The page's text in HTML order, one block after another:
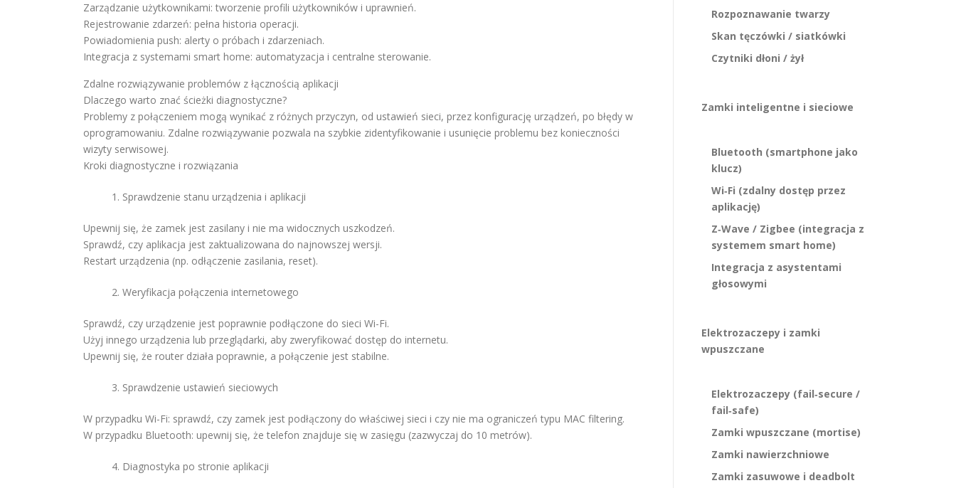
Zarządzanie użytkownikami: tworzenie profili użytkowników i uprawnień.
Rejestrowanie zdarzeń: pełna historia operacji.
Powiadomienia push: alerty o próbach i zdarzeniach.
Integracja z systemami smart home: automatyzacja i centralne sterowanie.
Zdalne rozwiązywanie problemów z łącznością aplikacji
Dlaczego warto znać ścieżki diagnostyczne?
Problemy z połączeniem mogą wynikać z różnych przyczyn, od ustawień sieci, przez konfigurację urządzeń, po błędy w
oprogramowaniu. Zdalne rozwiązywanie pozwala na szybkie zidentyfikowanie i usunięcie problemu bez konieczności
wizyty serwisowej.
Kroki diagnostyczne i rozwiązania
Sprawdzenie stanu urządzenia i aplikacji
Upewnij się, że zamek jest zasilany i nie ma widocznych uszkodzeń.
Sprawdź, czy aplikacja jest zaktualizowana do najnowszej wersji.
Restart urządzenia (np. odłączenie zasilania, reset).
Weryfikacja połączenia internetowego
Sprawdź, czy urządzenie jest poprawnie podłączone do sieci Wi-Fi.
Użyj innego urządzenia lub przeglądarki, aby zweryfikować dostęp do internetu.
Upewnij się, że router działa poprawnie, a połączenie jest stabilne.
Sprawdzenie ustawień sieciowych
W przypadku Wi-Fi: sprawdź, czy zamek jest podłączony do właściwej sieci i czy nie ma ograniczeń typu MAC filtering.
W przypadku Bluetooth: upewnij się, że telefon znajduje się w zasięgu (zazwyczaj do 10 metrów).
Diagnostyka po stronie aplikacji
Rozpoznawanie twarzy
Skan tęczówki / siatkówki
Czytniki dłoni / żył
Zamki inteligentne i sieciowe
Bluetooth (smartphone jako
klucz)
Wi‑Fi (zdalny dostęp przez
aplikację)
Z‑Wave / Zigbee (integracja z
systemem smart home)
Integracja z asystentami
głosowymi
Elektrozaczepy i zamki
wpuszczane
Elektrozaczepy (fail‑secure /
fail‑safe)
Zamki wpuszczane (mortise)
Zamki nawierzchniowe
Zamki zasuwowe i deadbolt